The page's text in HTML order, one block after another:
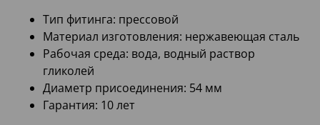
Тип фитинга: прессовой
Материал изготовления: нержавеющая сталь
Рабочая среда: вода, водный раствор
гликолей
Диаметр присоединения: 54 мм
Гарантия: 10 лет